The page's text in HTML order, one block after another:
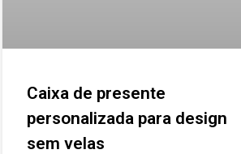
Caixa de presente
personalizada para design
sem velas